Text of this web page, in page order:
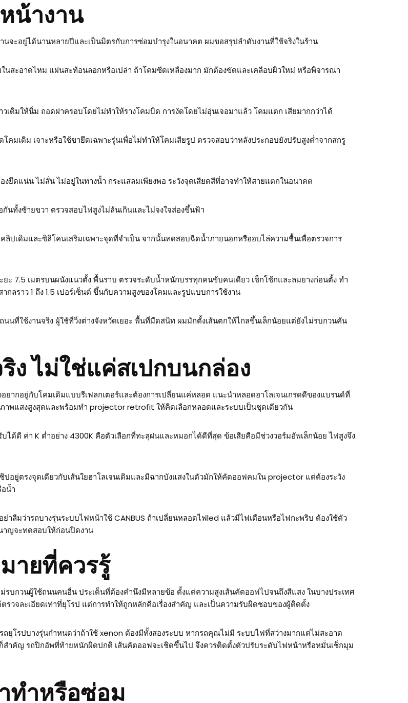
น้างาน
ะอยู่ได้นานหลายปีและเป็นมิตรกับการซ่อมบำรุงในอนาคต ผมขอสรุปลำดับงานที่ใช้จริงในร้าน
สะอาดไหม แผ่นสะท้อนลอกหรือเปล่า ถ้าโคมซีดเหลืองมาก มักต้องขัดและเคลือบผิวใหม่ หรือพิจารณา
ดิมให้นิ่ม ถอดฝาครอบโดยไม่ทำให้รางโคมบิด การงัดโดยไม่อุ่นเจอมาแล้ว โคมแตก เสียมากกว่าได้
เดิม เจาะหรือใช้ขายึดเฉพาะรุ่นเพื่อไม่ทำให้โคมเสียรูป ตรวจสอบว่าหลังประกอบยังปรับสูงต่ำจากสกรู
ยึดแน่น ไม่สั่น ไม่อยู่ในทางน้ำ กระแสลมเพียงพอ ระวังจุดเสียดสีที่อาจทำให้สายแตกในอนาคต
ทั้งซ้ายขวา ตรวจสอบไฟสูงไม่ล้นเกินและไม่จงใจส่องขึ้นฟ้า
ปเดิมและซิลิโคนเสริมเฉพาะจุดที่จำเป็น จากนั้นทดสอบฉีดน้ำภายนอกหรืออบไล่ความชื้นเพื่อตรวจการ
ะ 7.5 เมตรบนผนังแนวตั้ง พื้นราบ ตรวจระดับน้ำหนักบรรทุกคนขับคนเดียว เช็กโช้กและลมยางก่อนตั้ง ทำ
ลราว 1 ถึง 1.5 เปอร์เซ็นต์ ขึ้นกับความสูงของโคมและรูปแบบการใช้งาน
นที่ใช้งานจริง ผู้ใช้ที่วิ่งต่างจังหวัดเยอะ พื้นที่มืดสนิท ผมมักตั้งเส้นตกให้ไกลขึ้นเล็กน้อยแต่ยังไม่รบกวนคัน
ง ไม่ใช่แค่สเปกบนกล่อง
ากอยู่กับโคมเดิมแบบรีเฟลกเตอร์และต้องการเปลี่ยนแค่หลอด แนะนำหลอดฮาโลเจนเกรดดีของแบรนด์ที่
าพแสงสูงสุดและพร้อมทำ projector retrofit ให้คิดเลือกหลอดและระบบเป็นชุดเดียวกัน
ดี ค่า K ต่ำอย่าง 4300K คือตัวเลือกที่ทะลุฝนและหมอกได้ดีที่สุด ข้อเสียคือมีช่วงวอร์มอัพเล็กน้อย ไฟสูงจึง
อยู่ตรงจุดเดียวกับเส้นใยฮาโลเจนเดิมและมีฉากบังแสงในตัวมักให้คัตออฟคมใน projector แต่ต้องระวัง
น้ำ
ลืมว่ารถบางรุ่นระบบไฟหน้าใช้ CANBUS ถ้าเปลี่ยนหลอดไฟled แล้วมีไฟเตือนหรือไฟกะพริบ ต้องใช้ตัว
าญจะทดสอบให้ก่อนปิดงาน
ายที่ควรรู้
บกวนผู้ใช้ถนนคนอื่น ประเด็นที่ต้องคำนึงมีหลายข้อ ตั้งแต่ความสูงเส้นคัตออฟไปจนถึงสีแสง ในบางประเทศ
วจละเอียดเท่าที่ยุโรป แต่การทำให้ถูกหลักคือเรื่องสำคัญ และเป็นความรับผิดชอบของผู้ติดตั้ง
ยุโรปบางรุ่นกำหนดว่าถ้าใช้ xenon ต้องมีทั้งสองระบบ หากรถคุณไม่มี ระบบไฟที่สว่างมากแต่ไม่สะอาด
สำคัญ รถปิกอัพที่ท้ายหนักผิดปกติ เส้นคัตออฟจะเชิดขึ้นไป จึงควรติดตั้งตัวปรับระดับไฟหน้าหรือหมั่นเช็กมุม
ทำหรือซ่อม